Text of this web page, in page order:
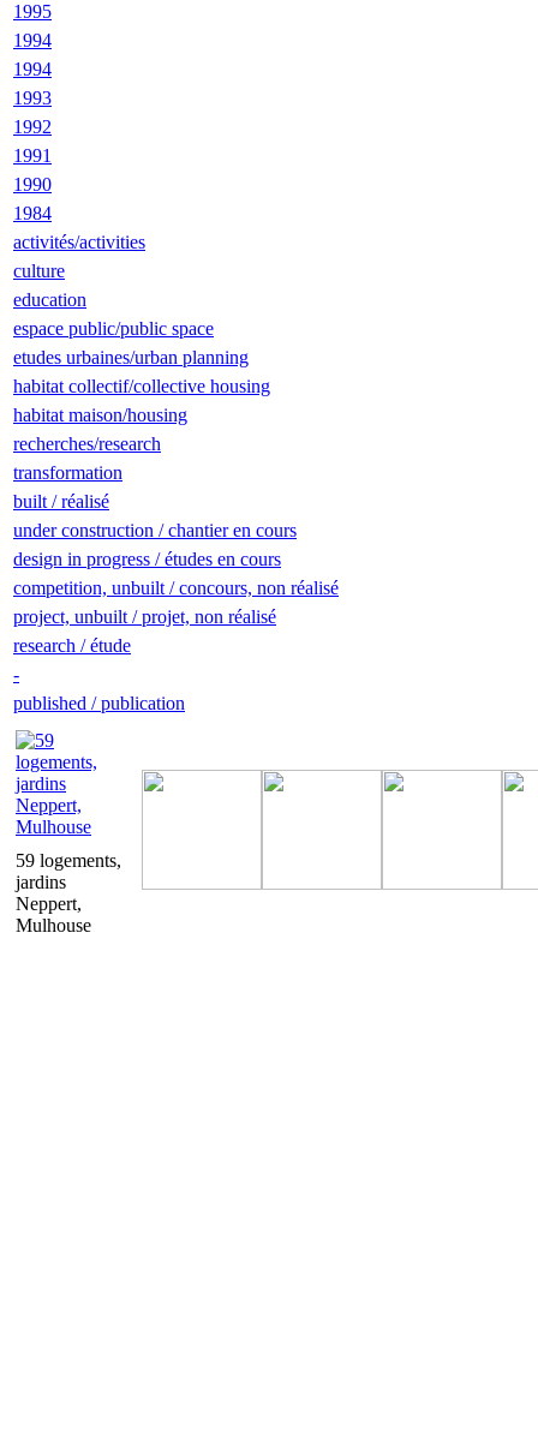
1995
1994
1994
1993
1992
1991
1990
1984
activités/activities
culture
education
espace public/public space
etudes urbaines/urban planning
habitat collectif/collective housing
habitat maison/housing
recherches/research
transformation
built / réalisé
under construction / chantier en cours
design in progress / études en cours
competition, unbuilt / concours, non réalisé
project, unbuilt / projet, non réalisé
research / étude
-
published / publication
59 logements,
jardins
Neppert,
Mulhouse